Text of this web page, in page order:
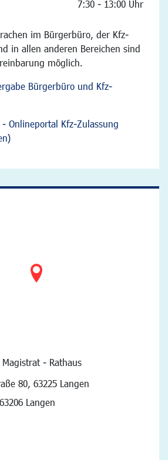
7:30 - 13:00 Uhr
im Bürgerbüro, der Kfz-
in allen anderen Bereichen sind
möglich.
Bürgerbüro und Kfz-
- Onlineportal Kfz-Zulassung
- Rathaus
Navigation
80, 63225 Langen
Langen